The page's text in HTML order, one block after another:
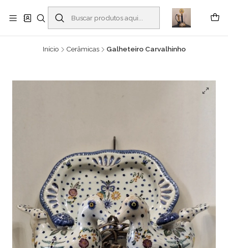
Buscantiguidades - Leilões. Colecionismo e antiguidades em Viana do
Castelo -
Leia mais
Início Cerâmicas Galheteiro Carvalhinho